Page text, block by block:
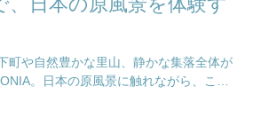
町や自然豊かな里山、静かな集落全体が
。日本の原風景に触れながら、この